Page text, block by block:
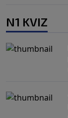
N1 KVIZ